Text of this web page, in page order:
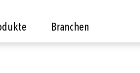
Branchen